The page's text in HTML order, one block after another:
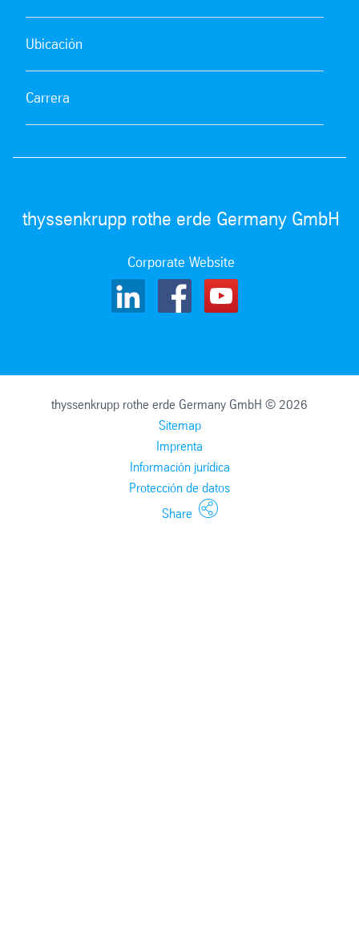
Ubicación
Carrera
thyssenkrupp rothe erde Germany GmbH
Corporate Website
thyssenkrupp rothe erde Germany GmbH © 2026
Sitemap
Imprenta
Información jurídica
Protección de datos
Share